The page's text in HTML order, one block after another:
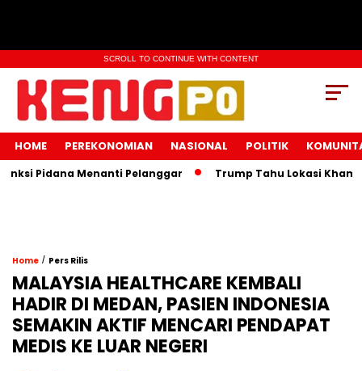
SCROLL TO CONTINUE WITH CONTENT
HOME PEREKONOMIAN NASIONAL POLITIK
Pidana Menanti Pelanggar Trump Tahu Lokasi
Home / Pers Rilis
MALAYSIA HEALTHCARE KEMBALI
HADIR DI MEDAN, PASIEN INDONESIA
SEMAKIN AKTIF MENCARI PENDAPAT
MEDIS KE LUAR NEGERI